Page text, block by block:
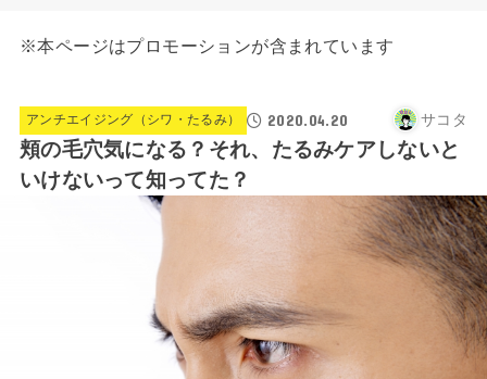
※本ページはプロモーションが含まれています
アンチエイジング（シワ・たるみ） 2020.04.20 サコタ
頬の毛穴気になる？それ、たるみケアしないと
いけないって知ってた？